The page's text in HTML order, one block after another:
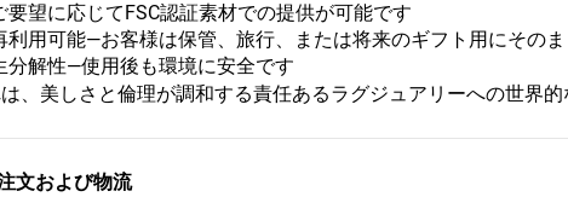
要望に応じてFSC認証素材での提供が可能です
利用可能—お客様は保管、旅行、または将来のギフト用にその
分解性—使用後も環境に安全です
、美しさと倫理が調和する責任あるラグジュアリーへの世界
文および物流